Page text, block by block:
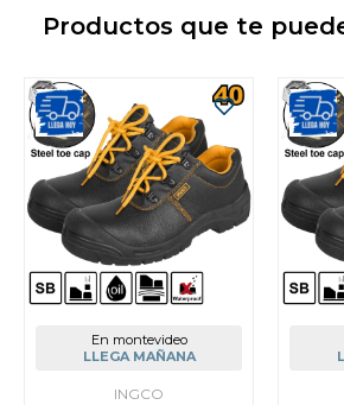
Productos que te
En montevideo
LLEGA MAÑANA
INGCO